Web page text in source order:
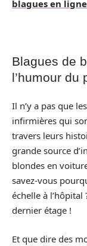
blagues en
Blagues de
l’humour du
Il n’y a pas que
infirmières qui
travers leurs
grande source
blondes en
savez-vous
échelle à
dernier étage !
Et que dire des